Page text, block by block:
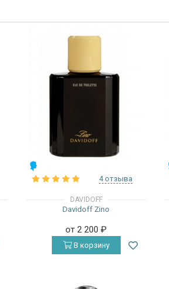
4 отзыва
DAVIDOFF
Davidoff Zino
от 2 200₽
В корзину